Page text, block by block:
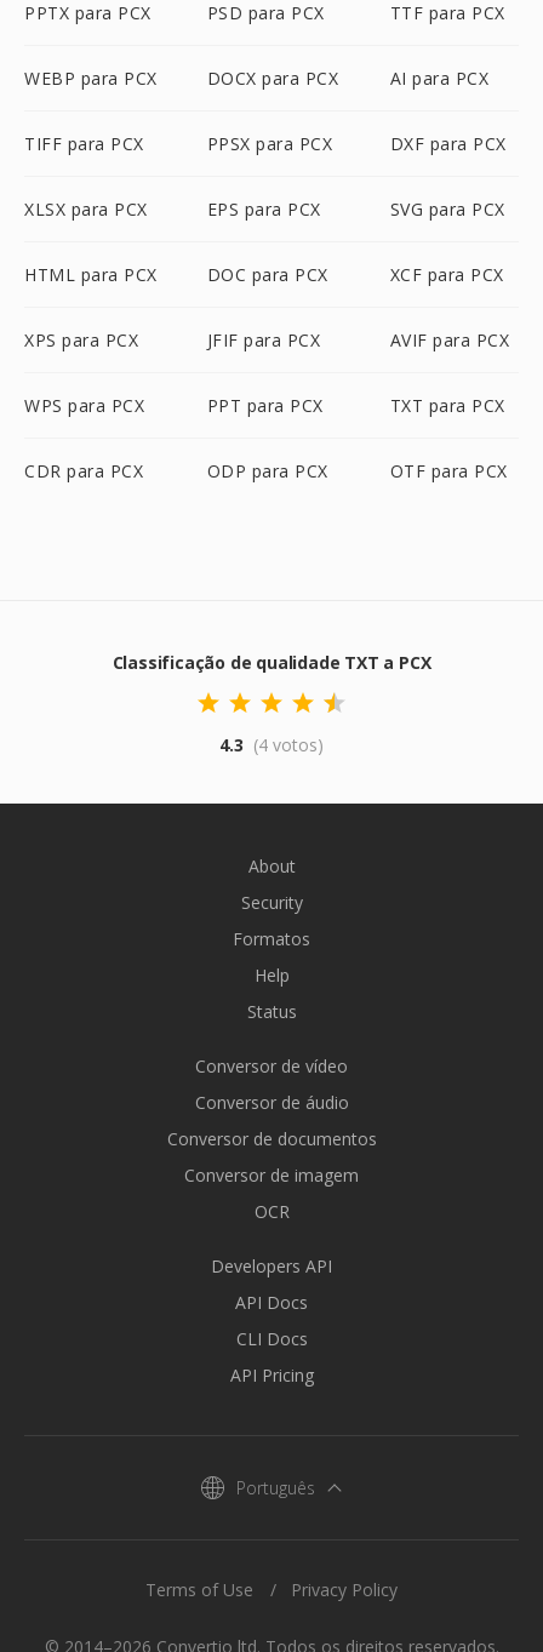
PPTX para PCX PSD para PCX TTF para PCX
WEBP para PCX DOCX para PCX AI para PCX
TIFF para PCX PPSX para PCX DXF para PCX
XLSX para PCX EPS para PCX SVG para PCX
HTML para PCX DOC para PCX XCF para PCX
XPS para PCX JFIF para PCX AVIF para PCX
WPS para PCX PPT para PCX TXT para PCX
CDR para PCX ODP para PCX OTF para PCX
Classificação de qualidade TXT a PCX
4.3 (4 votos)
About
Security
Formatos
Help
Status
Conversor de vídeo
Conversor de áudio
Conversor de documentos
Conversor de imagem
OCR
Developers API
API Docs
CLI Docs
API Pricing
Português
© 2014–2026 Convertio ltd. Todos os direitos reservados.
Terms of Use Privacy Policy